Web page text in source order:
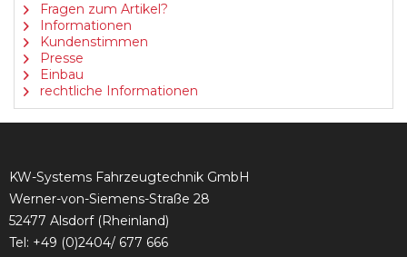
Fragen zum Artikel?
Informationen
Kundenstimmen
Presse
Einbau
rechtliche Informationen
KW-Systems Fahrzeugtechnik GmbH
Werner-von-Siemens-Straße 28
52477 Alsdorf (Rheinland)
Tel: +49 (0)2404/ 677 666